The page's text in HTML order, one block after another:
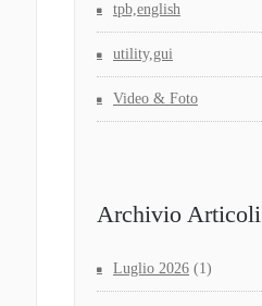
tpb,english
utility,gui
Video & Foto
Archivio Articoli
Luglio 2026 (1)